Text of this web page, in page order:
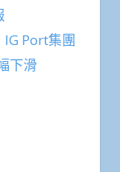
IG Port集團
下滑